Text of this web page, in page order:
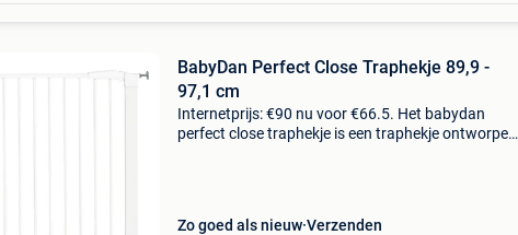
BabyDan Perfect Close Traphekje 89,9 -
97,1 cm
Internetprijs: €90 nu voor €66.5. Het babydan
perfect close traphekje is een traphekje ontworpen
Zo goed als nieuw Verzenden